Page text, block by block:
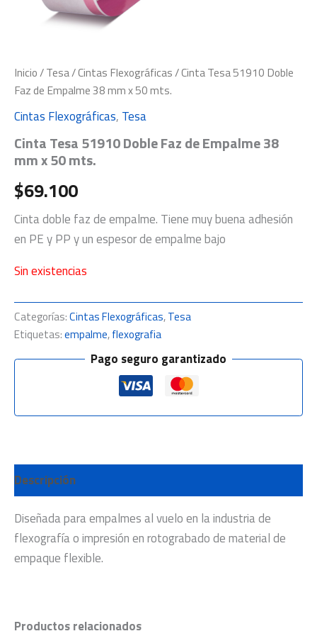
Inicio/Tesa/Cintas Flexográficas/ Cinta Tesa 51910 Doble
Faz de Empalme 38 mm x 50 mts.
Cintas Flexográficas, Tesa
Cinta Tesa 51910 Doble Faz de Empalme 38
mm x 50 mts.
$69.100
Cinta doble faz de empalme. Tiene muy buena adhesión
en PE y PP y un espesor de empalme bajo
Sin existencias
Categorías:Cintas Flexográficas,Tesa
Etiquetas:empalme,flexografia
Pago seguro garantizado
Descripción
Diseñada para empalmes al vuelo en la industria de
flexografía o impresión en rotograbado de material de
empaque flexible.
Productos relacionados